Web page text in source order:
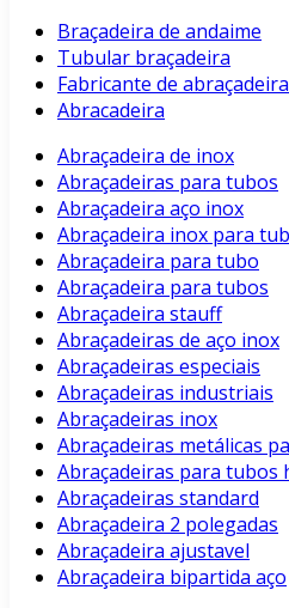
Braçadeira de andaime
Tubular braçadeira
Fabricante de
Abracadeira
Abraçadeira de inox
Abraçadeiras para tubos
Abraçadeira aço inox
Abraçadeira inox para
Abraçadeira para tubo
Abraçadeira para tubos
Abraçadeira stauff
Abraçadeiras de aço inox
Abraçadeiras especiais
Abraçadeiras industriais
Abraçadeiras inox
Abraçadeiras metálicas
Abraçadeiras para tubos
Abraçadeiras standard
Abraçadeira 2 polegadas
Abraçadeira ajustavel
Abraçadeira bipartida aço